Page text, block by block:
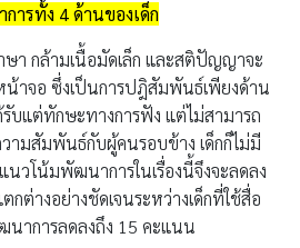
ารทั้ง 4 ด้านของเด็ก
า กล้ามเนื้อมัดเล็ก และสติปัญญาจะ
หน้าจอ ซึ่งเป็นการปฎิสัมพันธ์เพียงด้าน
รับแต่ทักษะทางการฟัง แต่ไม่สามารถ
วามสัมพันธ์กับผู้คนรอบข้าง เด็กก็ไม่มี
แนวโน้มพัฒนาการในเรื่องนี้จึงจะลดลง
กต่างอย่างชัดเจนระหว่างเด็กที่ใช้สื่อ
าการลดลงถึง 15 คะแนน